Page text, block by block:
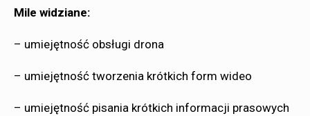
Mile widziane:
– umiejętność obsługi drona
– umiejętność tworzenia krótkich form wideo
– umiejętność pisania krótkich informacji prasowych